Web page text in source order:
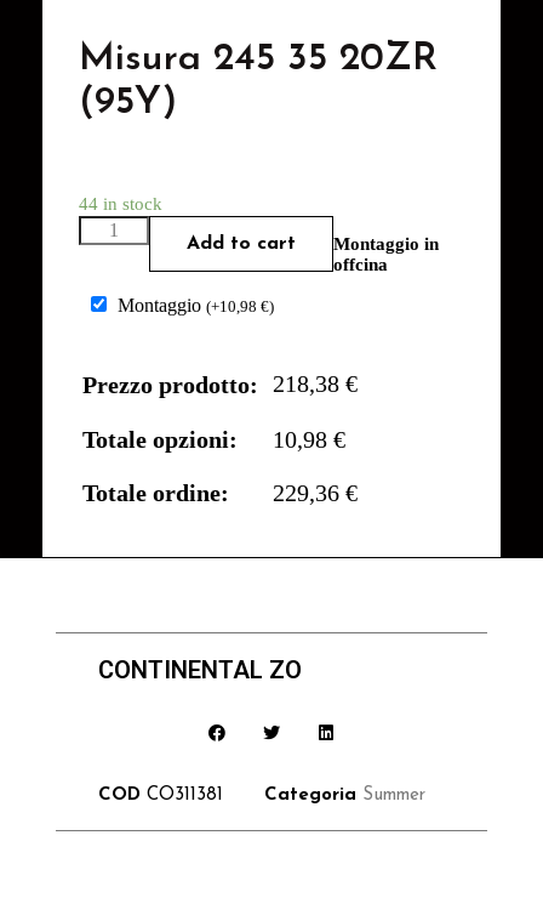
Misura 245 35 20ZR
(95Y)
44 in stock
Add to cart
Montaggio in
offcina
Montaggio (+10,98 €)
Prezzo prodotto: 218,38 €
Totale opzioni:
10,98 €
Totale ordine:
229,36 €
CONTINENTAL ZO
COD CO311381 Categoria Summer